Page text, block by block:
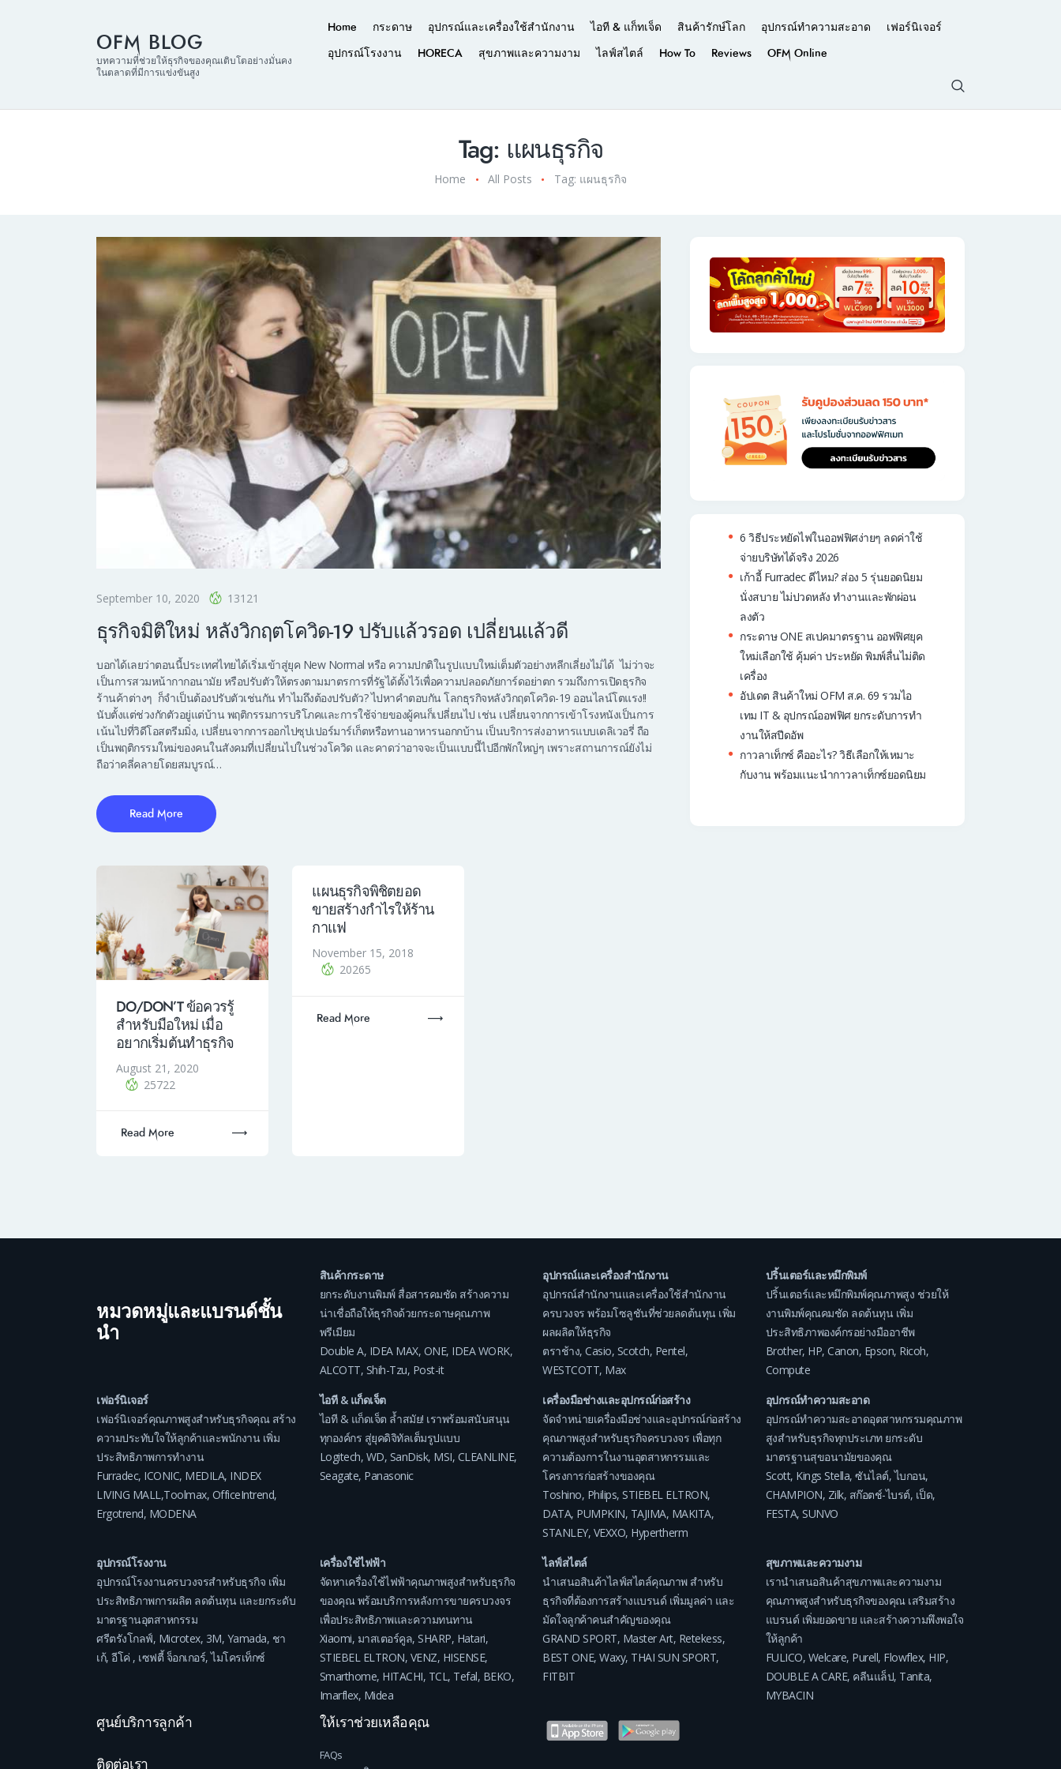
OFM BLOG
บทความที่ช่วยให้ธุรกิจของคุณเติบโตอย่างมั่นคง
ในตลาดที่มีการแข่งขันสูง
Home กระดาษ อุปกรณ์และเครื่องใช้สำนักงาน ไอที & แก็ทเจ็ด สินค้ารักษ์โลก อุปกรณ์ทำความสะอาด
เฟอร์นิเจอร์
อุปกรณ์โรงงาน
HORECA สุขภาพและความงาม ไลฟ์สไตล์ How To Reviews OFM Online
Tag: แผนธุรกิจ
Home All Posts Tag: แผนธุรกิจ
September 10, 2020 13121
ธุรกิจมิติใหม่ หลังวิกฤตโควิด-19 ปรับแล้วรอด เปลี่ยนแล้วดี
บอกได้เลยว่าตอนนี้ประเทศไทยได้เริ่มเข้าสู่ยุค New Normal หรือ ความปกติในรูปแบบใหม่เต็มตัวอย่างหลีกเลี่ยงไม่ได้ ไม่ว่าจะ
เป็นการสวมหน้ากากอนามัย หรือปรับตัวให้ตรงตามมาตรการที่รัฐได้ตั้งไว้เพื่อความปลอดภัยการ์ดอย่าตก รวมถึงการเปิดธุรกิจ
ร้านค้าต่างๆ ก็จำเป็นต้องปรับตัวเช่นกัน ทำไมถึงต้องปรับตัว? ไปหาคำตอบกัน โลกธุรกิจหลังวิกฤตโควิด-19 ออนไลน์โตแรง!!
นับตั้งแต่ช่วงกักตัวอยู่แต่บ้าน พฤติกรรมการบริโภคและการใช้จ่ายของผู้คนก็เปลี่ยนไป เช่น เปลี่ยนจากการเข้าโรงหนังเป็นการ
เน้นไปที่วิดีโอสตรีมมิ่ง, เปลี่ยนจากการออกไปซุปเปอร์มาร์เก็ตหรือทานอาหารนอกกบ้าน เป็นบริการส่งอาหารแบบเดลิเวอรี่ ถือ
เป็นพฤติกรรมใหม่ของคนในสังคมที่เปลี่ยนไปในช่วงโควิด และคาดว่าอาจจะเป็นแบบนี้ไปอีกพักใหญ่ๆ เพราะสถานการณ์ยังไม่
ถือว่าคลี่คลายโดยสมบูรณ์…
Read More
DO/DON’T ข้อควรรู้
สำหรับมือใหม่ เมื่อ
อยากเริ่มต้นทำธุรกิจ
August 21, 2020
25722
Read More
แผนธุรกิจพิชิตยอด
ขายสร้างกำไรให้ร้าน
กาแฟ
November 15, 2018
20265
Read More
6 วิธีประหยัดไฟในออฟฟิศง่ายๆ ลดค่าใช้
จ่ายบริษัทได้จริง 2026
เก้าอี้ Furradec ดีไหม? ส่อง 5 รุ่นยอดนิยม
นั่งสบาย ไม่ปวดหลัง ทำงานและพักผ่อน
ลงตัว
กระดาษ ONE สเปคมาตรฐาน ออฟฟิศยุค
ใหม่เลือกใช้ คุ้มค่า ประหยัด พิมพ์ลื่นไม่ติด
เครื่อง
อัปเดต สินค้าใหม่ OFM ส.ค. 69 รวมไอ
เทม IT & อุปกรณ์ออฟฟิศ ยกระดับการทำ
งานให้สปีดอัพ
กาวลาเท็กซ์ คืออะไร? วิธีเลือกให้เหมาะ
กับงาน พร้อมแนะนำกาวลาเท็กซ์ยอดนิยม
หมวดหมู่และแบรนด์ชั้น
นำ
สินค้ากระดาษ
ยกระดับงานพิมพ์ สื่อสารคมชัด สร้างความ
น่าเชื่อถือให้ธุรกิจด้วยกระดาษคุณภาพ
พรีเมียม
Double A, IDEA MAX, ONE, IDEA WORK,
ALCOTT, Shih-Tzu, Post-it
อุปกรณ์และเครื่องสำนักงาน
อุปกรณ์สำนักงานและเครื่องใช้สำนักงาน
ครบวงจร พร้อมโซลูชันที่ช่วยลดต้นทุน เพิ่ม
ผลผลิตให้ธุรกิจ
ตราช้าง, Casio, Scotch, Pentel,
WESTCOTT, Max
ปริ้นเตอร์และหมึกพิมพ์
ปริ้นเตอร์และหมึกพิมพ์คุณภาพสูง ช่วยให้
งานพิมพ์คุณคมชัด ลดต้นทุน เพิ่ม
ประสิทธิภาพองค์กรอย่างมืออาชีพ
Brother, HP, Canon, Epson, Ricoh,
Compute
เฟอร์นิเจอร์
เฟอร์นิเจอร์คุณภาพสูงสำหรับธุรกิจคุณ สร้าง
ความประทับใจให้ลูกค้าและพนักงาน เพิ่ม
ประสิทธิภาพการทำงาน
Furradec, ICONIC, MEDILA, INDEX
LIVING MALL,Toolmax, OfficeIntrend,
Ergotrend, MODENA
ไอที & แก็ดเจ็ต
ไอที & แก็ดเจ็ต ล้ำสมัย! เราพร้อมสนับสนุน
ทุกองค์กร สู่ยุคดิจิทัลเต็มรูปแบบ
Logitech, WD, SanDisk, MSI, CLEANLINE,
Seagate, Panasonic
เครื่องมือช่างและอุปกรณ์ก่อสร้าง
จัดจำหน่ายเครื่องมือช่างและอุปกรณ์ก่อสร้าง
คุณภาพสูงสำหรับธุรกิจครบวงจร เพื่อทุก
ความต้องการในงานอุตสาหกรรมและ
โครงการก่อสร้างของคุณ
Toshino, Philips, STIEBEL ELTRON,
DATA, PUMPKIN, TAJIMA, MAKITA,
STANLEY, VEXXO, Hypertherm
อุปกรณ์ทำความสะอาด
อุปกรณ์ทำความสะอาดอุตสาหกรรมคุณภาพ
สูงสำหรับธุรกิจทุกประเภท ยกระดับ
มาตรฐานสุขอนามัยของคุณ
Scott, Kings Stella, ซันไลต์,ไบกอน,
CHAMPION, Zilk, สก๊อตช์-ไบรต์, เป็ด,
FESTA, SUNVO
อุปกรณ์โรงงาน
อุปกรณ์โรงงานครบวงจรสำหรับธุรกิจ เพิ่ม
ประสิทธิภาพการผลิต ลดต้นทุน และยกระดับ
มาตรฐานอุตสาหกรรม
ศรีตรังโกลฟ์, Microtex, 3M, Yamada, ชา
เก้, อีโค่, เซฟตี้ จ็อกเกอร์,ไมโครเท็กซ์
เครื่องใช้ไฟฟ้า
จัดหาเครื่องใช้ไฟฟ้าคุณภาพสูงสำหรับธุรกิจ
ของคุณ พร้อมบริการหลังการขายครบวงจร
เพื่อประสิทธิภาพและความทนทาน
Xiaomi, มาสเตอร์คูล, SHARP, Hatari,
STIEBEL ELTRON, VENZ, HISENSE,
Smarthome, HITACHI, TCL, Tefal, BEKO,
Imarflex, Midea
ไลฟ์สไตล์
นำเสนอสินค้าไลฟ์สไตล์คุณภาพ สำหรับ
ธุรกิจที่ต้องการสร้างแบรนด์ เพิ่มมูลค่า และ
มัดใจลูกค้าคนสำคัญของคุณ
GRAND SPORT, Master Art, Retekess,
BEST ONE, Waxy, THAI SUN SPORT,
FITBIT
สุขภาพและความงาม
เรานำเสนอสินค้าสุขภาพและความงาม
คุณภาพสูงสำหรับธุรกิจของคุณ เสริมสร้าง
แบรนด์ เพิ่มยอดขาย และสร้างความพึงพอใจ
ให้ลูกค้า
FULICO, Welcare, Purell, Flowflex, HIP,
DOUBLE A CARE, คลีนแล็ป, Tanita,
MYBACIN
ศูนย์บริการลูกค้า
ติดต่อเรา
ให้เราช่วยเหลือคุณ
FAQs